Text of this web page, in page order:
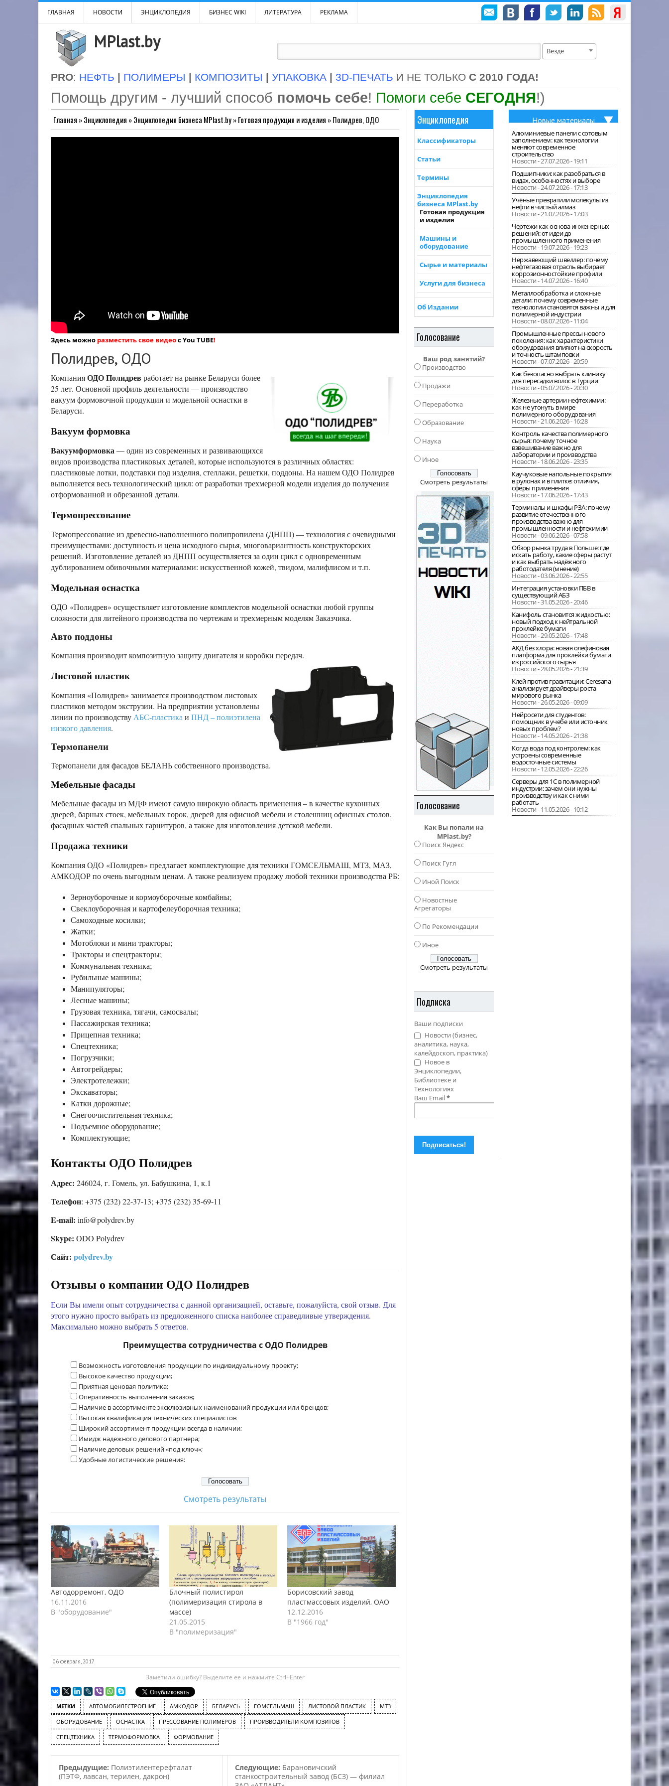
ГЛАВНАЯ НОВОСТИ ЭНЦИКЛОПЕДИЯ БИЗНЕС WIKI ЛИТЕРАТУРА РЕКЛАМА
MPlast.by Везде
PRO: НЕФТЬ | ПОЛИМЕРЫ | КОМПОЗИТЫ | УПАКОВКА | 3D-ПЕЧАТЬ И НЕ ТОЛЬКО С 2010 ГОДА!
Помощь другим - лучший способ помочь себе! Помоги себе СЕГОДНЯ!)
Главная »Энциклопедия »Энциклопедия бизнеса MPlast.by»Готовая продукция и изделия »Полидрев, ОДО
Здесь можно разместить свое видеос You TUBE!
Полидрев, ОДО
КомпанияОДО Полидрев работает на рынке Беларуси более
25 лет. Основной профиль деятельности — производство
вакуум формовочной продукции и модельной оснастки в
Беларуси.
Вакуум формовка
Вакуумформовка— один из современных и развивающихся
видов производства пластиковых деталей, которые используются в различных областях:
пластиковые лотки, подставки под изделия, стеллажи, решетки, поддоны. На нашем ОДО Полидрев
выполняется весь технологический цикл: от разработки трехмерной модели изделия до получения
отформованной и обрезанной детали.
Термопрессование
Термопрессование из древесно-наполненного полипропилена (ДНПП) — технология с очевидными
преимуществами: доступность и цена исходного сырья, многовариантность конструкторских
решений. Изготовление деталей из ДНПП осуществляется за один цикл с одновременным
дублированием обивочными материалами: искусственной кожей, твидом, малифлисом и т.п.
Модельная оснастка
ОДО «Полидрев» осуществляет изготовление комплектов модельной оснастки любой группы
сложности для литейного производства по чертежам и трехмерным моделям Заказчика.
Авто поддоны
Компания производит композитную защиту двигателя и коробки передач.
Листовой пластик
Компания «Полидрев» занимается производством листовых
пластиков методом экструзии. На предприятии установлены
линии по производству АБС-пластика и ПНД – полиэтилена
низкого давления.
Термопанели
Термопанели для фасадов БЕЛАНЬ собственного производства.
Мебельные фасады
Мебельные фасады из МДФ имеют самую широкую область применения – в качестве кухонных
дверей, барных стоек, мебельных горок, дверей для офисной мебели и столешниц офисных столов,
фасадных частей спальных гарнитуров, а также для изготовления детской мебели.
Продажа техники
Компания ОДО «Полидрев» предлагает комплектующие для техники ГОМСЕЛЬМАШ, МТЗ, МАЗ,
АМКОДОР по очень выгодным ценам. А также реализуем продажу любой техники производства РБ:
Зерноуборочные и кормоуборочные комбайны;
Свеклоуборочная и картофелеуборочная техника;
Самоходные косилки;
Жатки;
Мотоблоки и мини тракторы;
Тракторы и спецтракторы;
Коммунальная техника;
Рубильные машины;
Манипуляторы;
Лесные машины;
Грузовая техника, тягачи, самосвалы;
Пассажирская техника;
Прицепная техника;
Спецтехника;
Погрузчики;
Автогрейдеры;
Электротележки;
Экскаваторы;
Катки дорожные;
Снегоочистительная техника;
Подъемное оборудование;
Комплектующие;
Контакты ОДО Полидрев
Адрес: 246024, г. Гомель, ул. Бабушкина, 1, к.1
Телефон: +375 (232) 22-37-13; +375 (232) 35-69-11
E-mail: info@polydrev.by
Skype: ODO Polydrev
Сайт: polydrev.by
Отзывы о компании ОДО Полидрев
Если Вы имели опыт сотрудничества с данной организацией, оставьте, пожалуйста, свой отзыв. Для
этого нужно просто выбрать из предложенного списка наиболее справедливые утверждения.
Максимально можно выбрать 5 ответов.
Преимущества сотрудничества с ОДО Полидрев
Возможность изготовления продукции по индивидуальному проекту;
Высокое качество продукции;
Приятная ценовая политика;
Оперативность выполнения заказов;
Наличие в ассортименте эксклюзивных наименований продукции или брендов;
Высокая квалификация технических специалистов
Широкий ассортимент продукции всегда в наличии;
Имидж надежного делового партнера;
Наличие деловых решений «под ключ»;
Удобные логистические решения:
Смотреть результаты
Автодорремонт, ОДО
16.11.2016
В "оборудование"
Блочный полистирол
(полимеризация стирола в
массе)
21.05.2015
В "полимеризация"
Борисовский завод
пластмассовых изделий, ОАО
12.12.2016
В "1966 год"
06 февраля, 2017
Заметили ошибку? Выделите ее и нажмите Ctrl+Enter
МЕТКИ АВТОМОБИЛЕСТРОЕНИЕ АМКОДОР БЕЛАРУСЬ ГОМСЕЛЬМАШ ЛИСТОВОЙ ПЛАСТИК МТЗ
ОБОРУДОВАНИЕ ОСНАСТКА ПРЕССОВАНИЕ ПОЛИМЕРОВ ПРОИЗВОДИТЕЛИ КОМПОЗИТОВ
СПЕЦТЕХНИКА ТЕРМОФОРМОВКА ФОРМОВАНИЕ
Предыдущие: Полиэтилентерефталат
(ПЭТФ, лавсан, терилен, дакрон)
Следующие: Барановичский
станкостроительный завод (БСЗ) — филиал
Энциклопедия
Классификаторы
Статьи
Термины
Энциклопедия
бизнеса MPlast.by
Готовая продукция
и изделия
Машины и
оборудование
Сырье и материалы
Услуги для бизнеса
Об Издании
Голосование
Ваш род занятий?
Производство
Продажи
Переработка
Образование
Наука
Иное
Смотреть результаты
Голосование
Как Вы попали на
MPlast.by?
Поиск Яндекс
Поиск Гугл
Иной Поиск
Новостные
Агрегаторы
По Рекомендации
Иное
Смотреть результаты
Подписка
Ваши подписки
Новости (бизнес,
аналитика, наука,
калейдоскоп, практика)
Новое в
Энциклопедии,
Библиотеке и
Технологиях
Ваш Email*
Новые материалы
Алюминиевые панели с сотовым
заполнением: как технологии
меняют современное
строительство
Новости - 27.07.2026 - 19:11
Подшипники: как разобраться в
видах, особенностях и выборе
Новости - 24.07.2026 - 17:13
Учёные превратили молекулы из
нефти в чистый алмаз
Новости - 21.07.2026 - 17:03
Чертежи как основа инженерных
решений: от идеи до
промышленного применения
Новости - 19.07.2026 - 19:23
Нержавеющий швеллер: почему
нефтегазовая отрасль выбирает
коррозионностойкие профили
Новости - 14.07.2026 - 16:40
Металлообработка и сложные
детали: почему современные
технологии становятся важны и для
полимерной индустрии
Новости - 08.07.2026 - 11:04
Промышленные прессы нового
поколения: как характеристики
оборудования влияют на скорость
и точность штамповки
Новости - 07.07.2026 - 20:59
Как безопасно выбрать клинику
для пересадки волос в Турции
Новости - 05.07.2026 - 20:30
Железные артерии нефтехимии:
как не утонуть в мире
полимерного оборудования
Новости - 21.06.2026 - 16:28
Контроль качества полимерного
сырья: почему точное
взвешивание важно для
лаборатории и производства
Новости - 18.06.2026 - 23:35
Каучуковые напольные покрытия
в рулонах и в плитке: отличия,
сферы применения
Новости - 17.06.2026 - 17:43
Терминалы и шкафы РЗА: почему
развитие отечественного
производства важно для
промышленности и нефтехимии
Новости - 09.06.2026 - 07:58
Обзор рынка труда в Польше: где
искать работу, какие сферы растут
и как выбрать надёжного
работодателя (мнение)
Новости - 03.06.2026 - 22:55
Интеграция установки ПБВ в
существующий АБЗ
Новости - 31.05.2026 - 20:46
Канифоль становится жидкостью:
новый подход к нейтральной
проклейке бумаги
Новости - 29.05.2026 - 17:48
АКД без хлора: новая олефиновая
платформа для проклейки бумаги
из российского сырья
Новости - 28.05.2026 - 21:39
Клей против гравитации: Ceresana
анализирует драйверы роста
мирового рынка
Новости - 26.05.2026 - 09:09
Нейросети для студентов:
помощник в учебе или источник
новых проблем?
Новости - 14.05.2026 - 21:38
Когда вода под контролем: как
устроены современные
водосточные системы
Новости - 12.05.2026 - 22:26
Серверы для 1С в полимерной
индустрии: зачем они нужны
производству и как с ними
работать
Новости - 11.05.2026 - 10:12